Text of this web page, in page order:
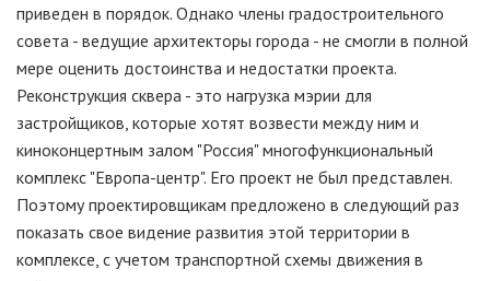
приведен в порядок. Однако члены градостроительного
совета - ведущие архитекторы города - не смогли в полной
мере оценить достоинства и недостатки проекта.
Реконструкция сквера - это нагрузка мэрии для
застройщиков, которые хотят возвести между ним и
киноконцертным залом "Россия" многофункциональный
комплекс "Европа-центр". Его проект не был представлен.
Поэтому проектировщикам предложено в следующий раз
показать свое видение развития этой территории в
комплексе, с учетом транспортной схемы движения в